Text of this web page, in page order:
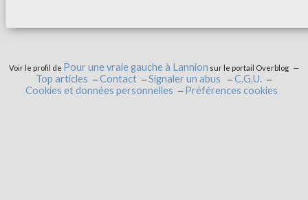
Voir le profil de Pour une vraie gauche à Lannion sur le portail Overblog
Top articles Contact Signaler un abus
C.G.U.
Cookies et données personnelles
Préférences cookies